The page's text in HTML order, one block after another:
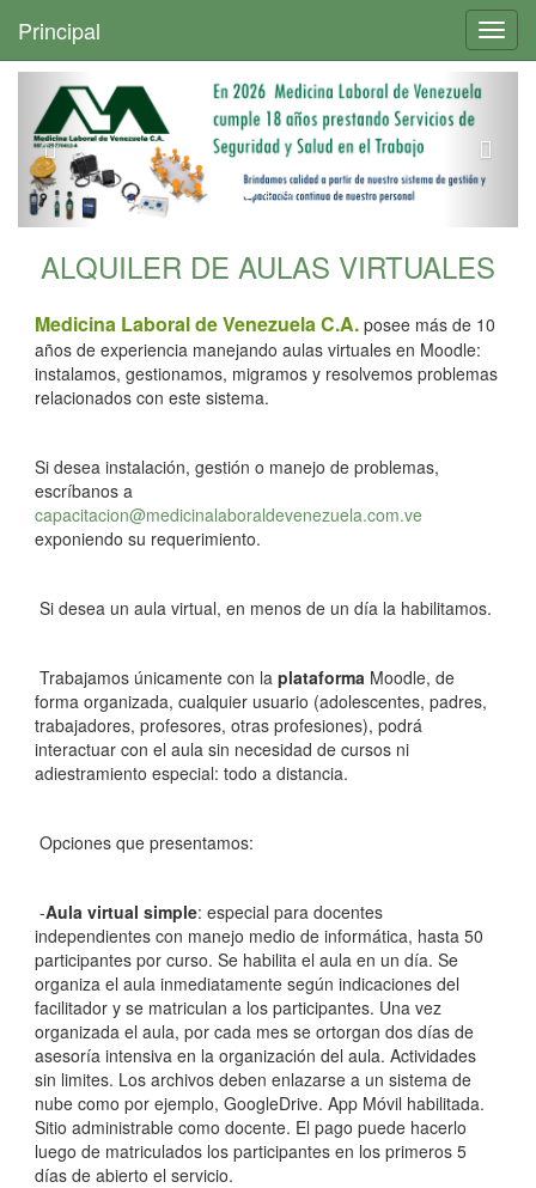
Principal
ALQUILER DE AULAS VIRTUALES
Medicina Laboral de Venezuela C.A. posee más de 10
años de experiencia manejando aulas virtuales en Moodle:
instalamos, gestionamos, migramos y resolvemos problemas
relacionados con este sistema.
Si desea instalación, gestión o manejo de problemas,
escríbanos a
capacitacion@medicinalaboraldevenezuela.com.ve
exponiendo su requerimiento.
Si desea un aula virtual, en menos de un día la habilitamos.
Trabajamos únicamente con la plataforma Moodle, de
forma organizada, cualquier usuario (adolescentes, padres,
trabajadores, profesores, otras profesiones), podrá
interactuar con el aula sin necesidad de cursos ni
adiestramiento especial: todo a distancia.
Opciones que presentamos:
-Aula virtual simple: especial para docentes
independientes con manejo medio de informática, hasta 50
participantes por curso. Se habilita el aula en un día. Se
organiza el aula inmediatamente según indicaciones del
facilitador y se matriculan a los participantes. Una vez
organizada el aula, por cada mes se ortorgan dos días de
asesoría intensiva en la organización del aula. Actividades
sin limites. Los archivos deben enlazarse a un sistema de
nube como por ejemplo, GoogleDrive. App Móvil habilitada.
Sitio administrable como docente. El pago puede hacerlo
luego de matriculados los participantes en los primeros 5
días de abierto el servicio.